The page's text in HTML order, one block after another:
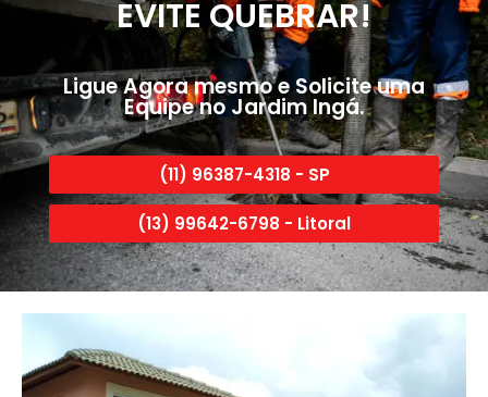
EVITE QUEBRAR!
Ligue Agora mesmo e Solicite uma
Equipe no Jardim Ingá.
(11) 96387-4318 - SP
(13) 99642-6798 - Litoral